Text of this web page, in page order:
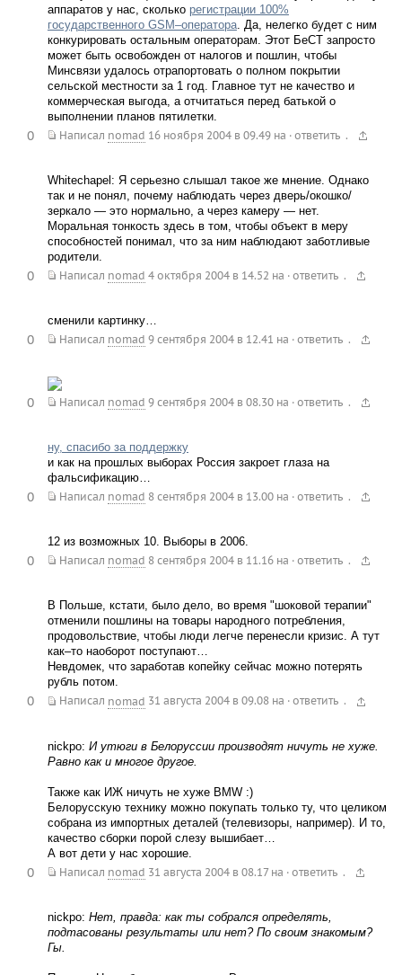
аппаратов у нас, сколько регистрации 100%
государственного GSM–оператора. Да, нелегко будет с ним
конкурировать остальным операторам. Этот БеСТ запросто
может быть освобожден от налогов и пошлин, чтобы
Минсвязи удалось отрапортовать о полном покрытии
сельской местности за 1 год. Главное тут не качество и
коммерческая выгода, а отчитаться перед батькой о
выполнении планов пятилетки.
Написал nomad 16 ноября 2004 в 09.49на · ответить .
0
Whitechapel: Я серьезно слышал такое же мнение. Однако
так и не понял, почему наблюдать через дверь/окошко/
зеркало — это нормально, а через камеру — нет.
Моральная тонкость здесь в том, чтобы объект в меру
способностей понимал, что за ним наблюдают заботливые
родители.
Написал nomad 4 октября 2004 в 14.52 на · ответить .
0
сменили картинку…
Написал nomad 9 сентября 2004 в 12.41 на · ответить .
0
Написал nomad 9 сентября 2004 в 08.30на · ответить .
0
ну, спасибо за поддержку
и как на прошлых выборах Россия закроет глаза на
фальсификацию…
Написал nomad 8 сентября 2004 в 13.00на · ответить .
0
12 из возможных 10. Выборы в 2006.
Написал nomad 8 сентября 2004 в 11.16на · ответить .
0
В Польше, кстати, было дело, во время "шоковой терапии"
отменили пошлины на товары народного потребления,
продовольствие, чтобы люди легче перенесли кризис. А тут
как–то наоборот поступают…
Невдомек, что заработав копейку сейчас можно потерять
рубль потом.
Написал nomad 31 августа 2004 в 09.08на · ответить .
0
nickpo: И утюги в Белоруссии производят ничуть не хуже.
Равно как и многое другое.
Также как ИЖ ничуть не хуже BMW :)
Белорусскую технику можно покупать только ту, что целиком
собрана из импортных деталей (телевизоры, например). И то,
качество сборки порой слезу вышибает…
А вот дети у нас хорошие.
Написал nomad 31 августа 2004 в 08.17на · ответить .
0
nickpo: Нет, правда: как ты собрался определять,
подтасованы результаты или нет? По своим знакомым?
Гы.